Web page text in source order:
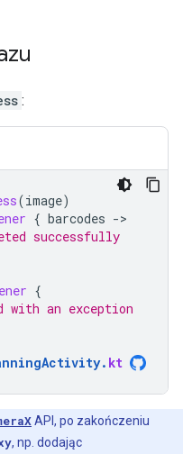
:
(image)
{ barcodes -
successfully
{
an exception
. kt
API, po zakończeniu
, np. dodając